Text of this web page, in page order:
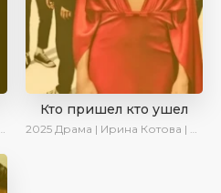
Кто пришел кто ушел
2025 Драма | Ирина Котова | Новинки | Сериалы 2025